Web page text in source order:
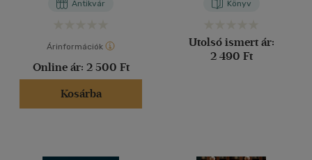
Antikvár
Árinformációk
Online ár: 2 500 Ft
Kosárba
Könyv
Utolsó ismert ár:
2 490 Ft